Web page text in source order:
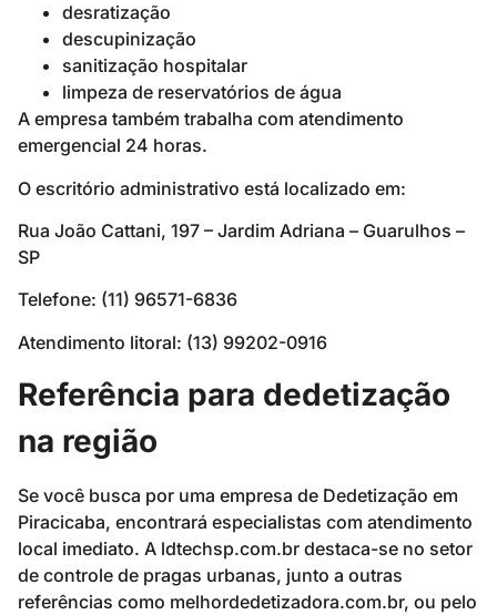
desratização
descupinização
sanitização hospitalar
limpeza de reservatórios de água
A empresa também trabalha com atendimento
emergencial 24 horas.
O escritório administrativo está localizado em:
Rua João Cattani, 197 – Jardim Adriana – Guarulhos –
SP
Telefone: (11) 96571-6836
Atendimento litoral: (13) 99202-0916
Referência para dedetização
na região
Se você busca por uma empresa de Dedetização em
Piracicaba, encontrará especialistas com atendimento
local imediato. A ldtechsp.com.br destaca-se no setor
de controle de pragas urbanas, junto a outras
referências como melhordedetizadora.com.br, ou pelo